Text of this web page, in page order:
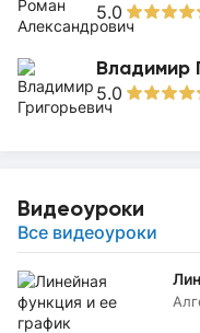
5.0
Владимир
5.0
Видеоуроки
Все видеоуроки